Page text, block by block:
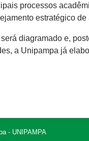
processos
estratégico
diagramado e,
a Unipampa já
- UNIPAMPA